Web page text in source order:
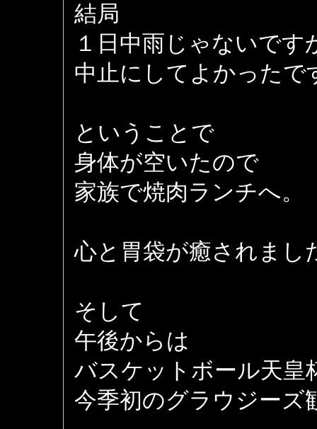
結局
１日中雨じゃないです
中止にしてよかったで
ということで
身体が空いたので
家族で焼肉ランチへ。
心と胃袋が癒されまし
そして
午後からは
バスケットボール天皇
今季初のグラウジーズ